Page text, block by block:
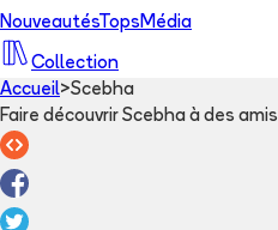
NouveautésTops Média
Collection
Accueil>Scebha
Faire découvrir Scebha à des amis